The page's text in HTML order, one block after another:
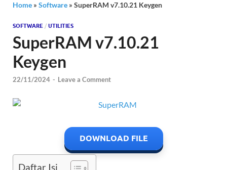
Home » Software » SuperRAM v7.10.21 Keygen
SOFTWARE / UTILITIES
SuperRAM v7.10.21
Keygen
22/11/2024 - Leave a Comment
DOWNLOAD FILE
Daftar Isi